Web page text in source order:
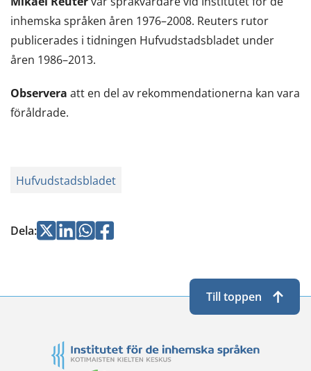
nytt
fönster,
till
inhemska språken åren 1976–2008. Reuters rutor
publicerades i tidningen Hufvudstadsbladet under
åren 1986–2013.
Observera att en del av rekommendationerna kan vara
föråldrade.
Hufvudstadsbladet
Dela:Jaa Jaa Jaa
Jaa
Till toppen